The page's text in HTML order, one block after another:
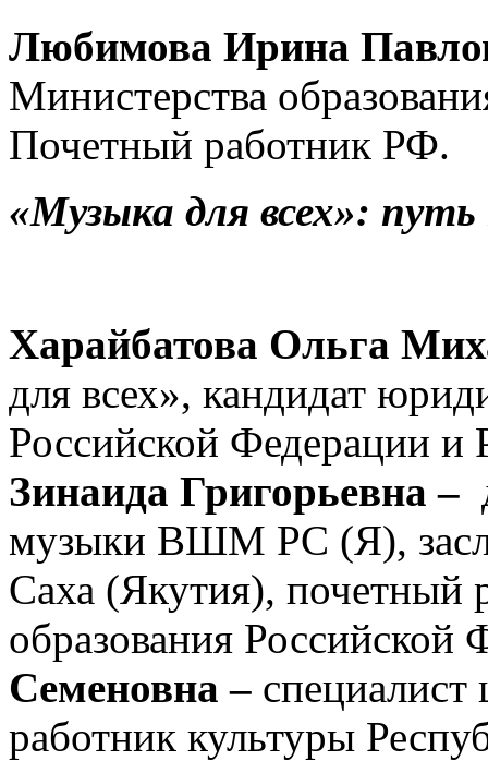
Любимова Ирина
Министерства
Почетный работник РФ.
«Музыка для всех»: путь
Харайбатова Ольга
для всех», кандидат
Российской Федерации
Зинаида Григорьевна –
музыки ВШМ РС (Я),
Саха (Якутия), почетный
образования Российской
Семеновна –
работник культуры